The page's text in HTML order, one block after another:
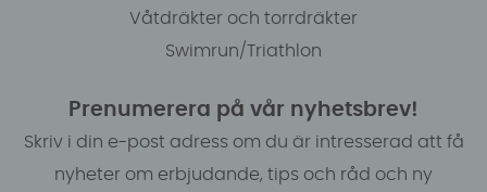
Våtdräkter och torrdräkter
Swimrun/Triathlon
Prenumerera på vår nyhetsbrev!
Skriv i din e-post adress om du är intresserad att få
nyheter om erbjudande, tips och råd och ny